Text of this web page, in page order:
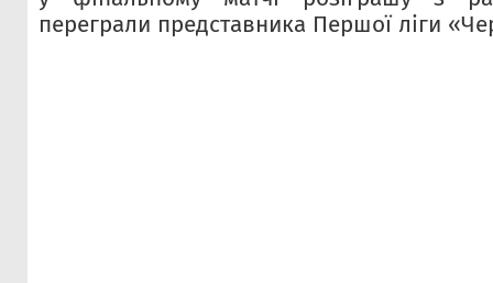
переграли представника Першої ліги